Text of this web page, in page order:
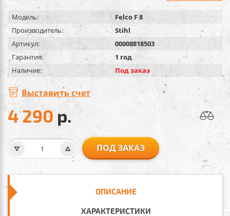
Модель:
Felco F 8
Производитель:
Stihl
Артикул:
00008818503
Гарантия:
1 год
Наличие:
Под заказ
Выставить счет
4 290 р.
ПОД ЗАКАЗ
ОПИСАНИЕ
ХАРАКТЕРИСТИКИ